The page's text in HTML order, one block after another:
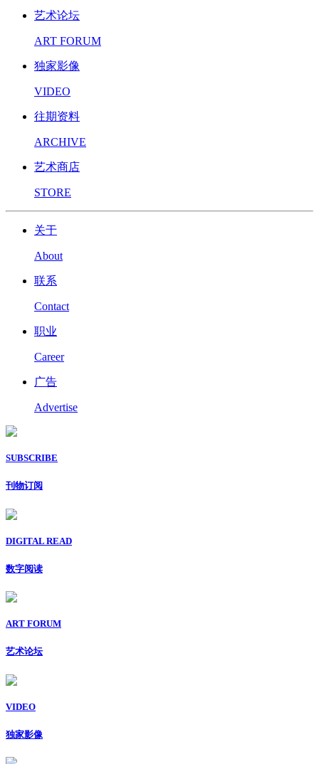
艺术论坛
ART FORUM
独家影像
VIDEO
往期资料
ARCHIVE
艺术商店
STORE
关于
About
联系
Contact
职业
Career
广告
Advertise
SUBSCRIBE
刊物订阅
DIGITAL READ
数字阅读
ART FORUM
艺术论坛
VIDEO
独家影像